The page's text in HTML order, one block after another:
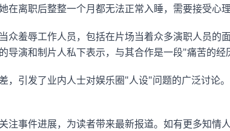
离职后整整一个月都无法正常入睡，需要接受心理
众羞辱工作人员，包括在片场当着众多演职人员的
演和制片人私下表示，与其合作是一段"痛苦的经
，引发了业内人士对娱乐圈"人设"问题的广泛讨论
注事件进展，为读者带来最新报道。如有更多知